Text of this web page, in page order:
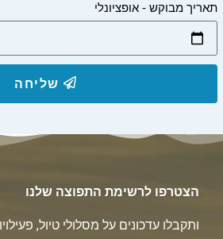
תאריך מבוקש - אופציונלי
שליחה
הצטרפו לרשימת התפוצה שלנו
ותקבלו עדכונים על מסלולי טיול,